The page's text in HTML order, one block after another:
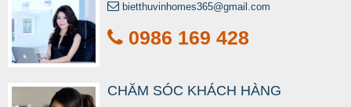
bietthuvinhomes365@gmail.com
0986 169 428
CHĂM SÓC KHÁCH HÀNG